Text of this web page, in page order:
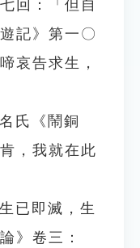
回：「但自
記》第一〇
哀告求生，
氏《鬧銅
，我就在此
已即滅，生
》卷三：